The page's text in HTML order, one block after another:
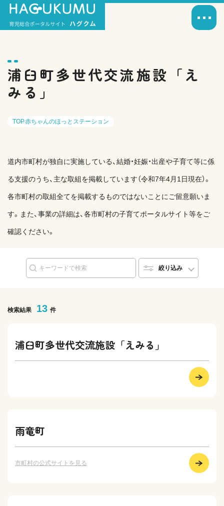
浦臼町多世代交流施設「え
みる」
TOP赤ちゃんのほっとステーション
道内市町村が独自に実施している、結婚・妊娠・出産や子育て等に係
る支援のうち、主な取組を掲載しています（令和7年4月1日現在）。
各市町村の取組全てを掲載するものではないことにご留意願いま
す。また、事業の詳細は、各市町村の子育てポータルサイト等をご
確認ください。
絞り込み
検索結果 13 件
浦臼町多世代交流施設「えみる」
雨竜町
市町村の公式サイトを見る